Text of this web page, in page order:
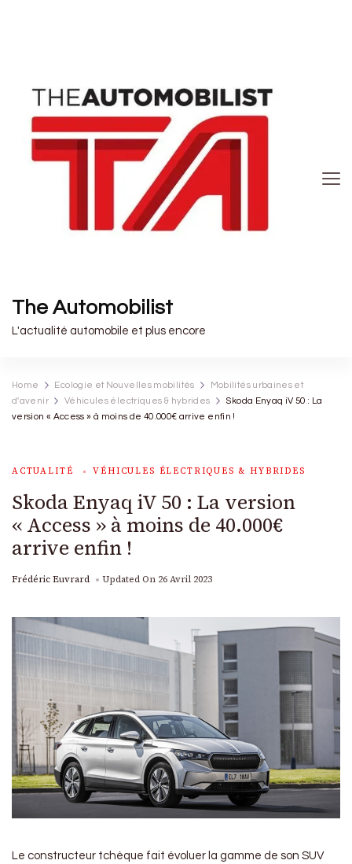
The Automobilist
L'actualité automobile et plus encore
Home Ecologie et Nouvelles mobilités
Mobilités urbaines et
d'avenir
Véhicules électriques & hybrides
Skoda Enyaq iV 50 : La
version « Access » à moins de 40.000€ arrive enfin !
ACTUALITÉ VÉHICULES ÉLECTRIQUES & HYBRIDES
Skoda Enyaq iV 50 : La version
« Access » à moins de 40.000€
arrive enfin !
Frédéric Euvrard Updated On 26 Avril 2023
Le constructeur tchèque fait évoluer la gamme de son SUV